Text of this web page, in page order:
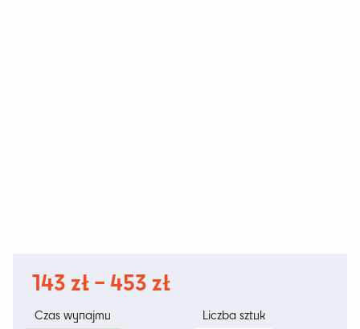
143 zł–453 złZakres
cen:
Czas wynajmu Liczba sztuk